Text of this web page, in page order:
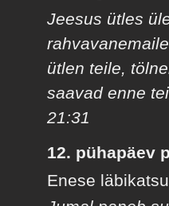
Jeesus ütles
ütlen teile,
saavad enne
21:31
12. pühapäev
Enese